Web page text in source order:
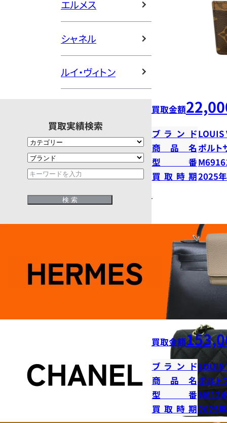
エルメス
シャネル
ルイ・ヴィトン
買取実績検索
買取金額
ブランドLOUIS
商品名ポルト
型番
買取時期2025
買取金額
ブランドLOUIS
商品名ポルト
型番
買取時期2025